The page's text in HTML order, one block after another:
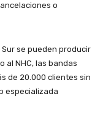
o
se pueden producir
al NHC, las bandas
de 20.000 clientes sin
especializada